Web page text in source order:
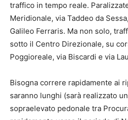
traffico in tempo reale.
Meridionale, via Taddeo da
Galileo Ferraris. Ma non solo,
sotto il Centro Direzionale, su
Poggioreale, via Biscardi e via
Bisogna correre rapidamente ai
saranno lunghi (sarà realizzato
sopraelevato pedonale tra